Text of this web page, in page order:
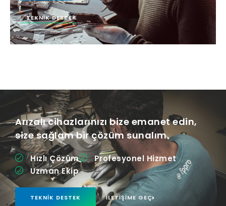
TEKNIK DESTEK
Arızalı cihazlarınızı bize emanet edin,
size sağlam bir çözüm sunalım.
Hızlı Çözüm
Profesyonel Hizmet
Uzman Ekip
TEKNIK DESTEK İLETIŞIME GEÇ